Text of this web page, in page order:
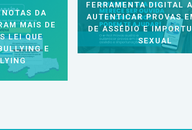
DA
MAIS DE
LEI QUE
E
FERRAMENTA DIGITAL
AUTENTICAR PROVAS
DE ASSÉDIO E
SEXUAL